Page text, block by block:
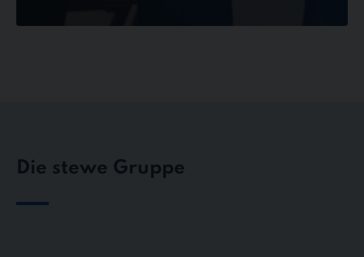
Die stewe Gruppe